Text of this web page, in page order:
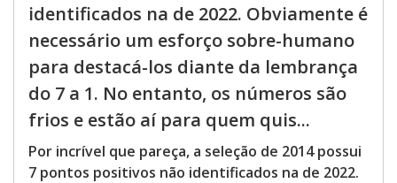
identificados na de 2022. Obviamente é
necessário um esforço sobre-humano
para destacá-los diante da lembrança
do 7 a 1. No entanto, os números são
frios e estão aí para quem quis...
Por incrível que pareça, a seleção de 2014 possui
7 pontos positivos não identificados na de 2022.